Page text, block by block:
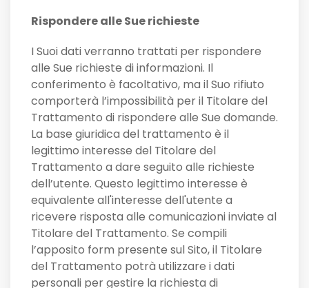
Rispondere alle Sue richieste
I Suoi dati verranno trattati per rispondere
alle Sue richieste di informazioni. Il
conferimento è facoltativo, ma il Suo rifiuto
comporterà l’impossibilità per il Titolare del
Trattamento di rispondere alle Sue domande.
La base giuridica del trattamento è il
legittimo interesse del Titolare del
Trattamento a dare seguito alle richieste
dell’utente. Questo legittimo interesse è
equivalente all'interesse dell'utente a
ricevere risposta alle comunicazioni inviate al
Titolare del Trattamento. Se compili
l’apposito form presente sul Sito, il Titolare
del Trattamento potrà utilizzare i dati
personali per gestire la richiesta di